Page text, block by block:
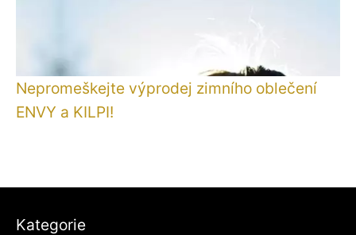
Nepromeškejte výprodej zimního oblečení
ENVY a KILPI!
Kategorie